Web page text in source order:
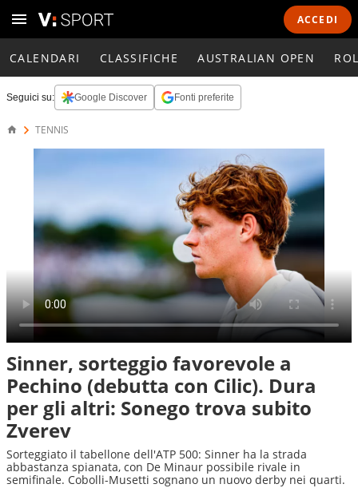
ACCEDI
CALENDARI CLASSIFICHE AUSTRALIAN OPEN
Seguici su: Google Discover Fonti preferite
TENNIS
Sinner, sorteggio favorevole a
Pechino (debutta con Cilic). Dura
per gli altri: Sonego trova subito
Zverev
Sorteggiato il tabellone dell'ATP 500: Sinner ha la strada
abbastanza spianata, con De Minaur possibile rivale in
semifinale. Cobolli-Musetti sognano un nuovo derby nei quarti.